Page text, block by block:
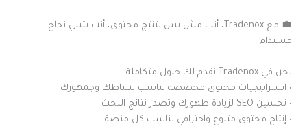
💼 مع Tradenox، أنت مش بس بتنتج محتوى، أنت بتبني نجاح
مستدام
نحن في Tradenox نقدم لك حلول متكاملة:
• استراتيجيات محتوى مخصصة تناسب نشاطك وجمهورك
• تحسين SEO لزيادة ظهورك وتصدر نتائج البحث
• إنتاج محتوى متنوع واحترافي يناسب كل منصة